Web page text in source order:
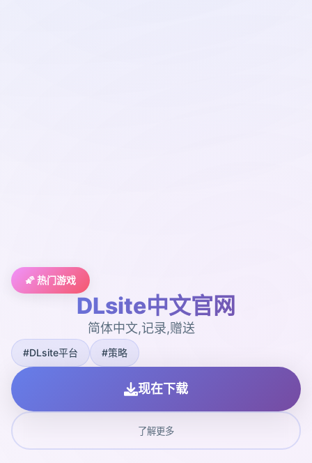
🌠 热门游戏
DLsite中文官网
简体中文,记录,赠送
#DLsite平台 #策略
现在下载
了解更多